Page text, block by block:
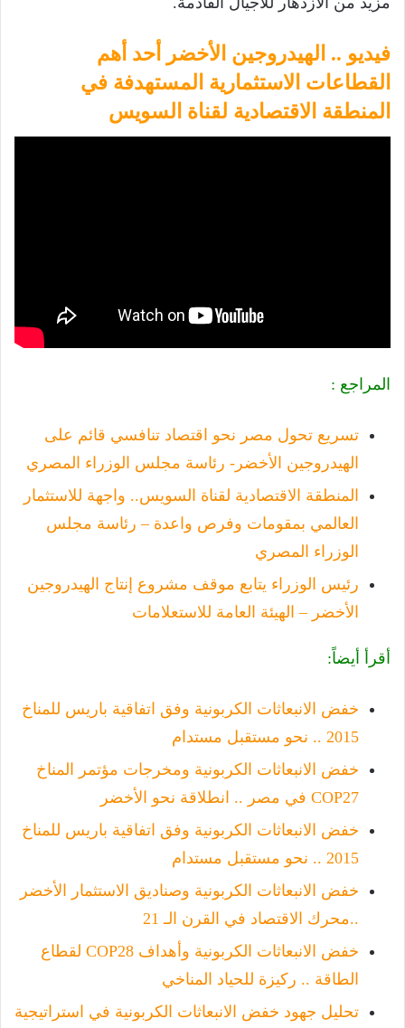
فيديو .. الهيدروجين الأخضر أحد أهم
القطاعات الاستثمارية المستهدفة في
المنطقة الاقتصادية لقناة السويس
المراجع :
تسريع تحول مصر نحو اقتصاد تنافسي قائم على
الهيدروجين الأخضر- رئاسة مجلس الوزراء المصري
المنطقة الاقتصادية لقناة السويس.. واجهة للاستثمار
العالمي بمقومات وفرص واعدة – رئاسة مجلس
الوزراء المصري
رئيس الوزراء يتابع موقف مشروع إنتاج الهيدروجين
الأخضر – الهيئة العامة للاستعلامات
أقرأ أيضاً:
خفض الانبعاثات الكربونية وفق اتفاقية باريس للمناخ
2015 .. نحو مستقبل مستدام
خفض الانبعاثات الكربونية ومخرجات مؤتمر المناخ
COP27 في مصر .. انطلاقة نحو الأخضر
خفض الانبعاثات الكربونية وفق اتفاقية باريس للمناخ
2015 .. نحو مستقبل مستدام
خفض الانبعاثات الكربونية وصناديق الاستثمار الأخضر
..محرك الاقتصاد في القرن الـ 21
خفض الانبعاثات الكربونية وأهداف COP28 لقطاع
الطاقة .. ركيزة للحياد المناخي
تحليل جهود خفض الانبعاثات الكربونية في استراتيجية